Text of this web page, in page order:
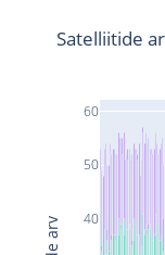
40
50
60
Satelliitide